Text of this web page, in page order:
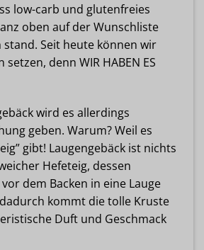
low-carb und glutenfreies
oben auf der Wunschliste
Seit heute können wir
denn WIR HABEN ES
wird es allerdings
geben. Warum? Weil es
gibt! Laugengebäck ist nichts
Hefeteig, dessen
dem Backen in eine Lauge
kommt die tolle Kruste
Duft und Geschmack